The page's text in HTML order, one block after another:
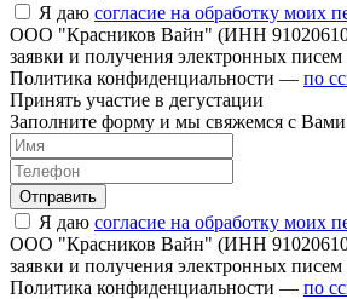
Я даю согласие на обработку моих
ООО "Красников Вайн" (ИНН
заявки и получения электронных
Политика конфиденциальности — по
Принять участие в дегустации
Заполните форму и мы свяжемся с Вами
Отправить
Я даю согласие на обработку моих
ООО "Красников Вайн" (ИНН
заявки и получения электронных
Политика конфиденциальности — по